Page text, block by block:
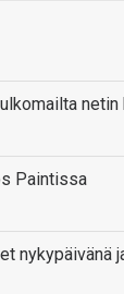
netin
Paintissa
nykypäivänä